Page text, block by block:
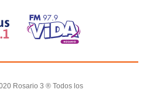
Rosario 3 ® Todos los